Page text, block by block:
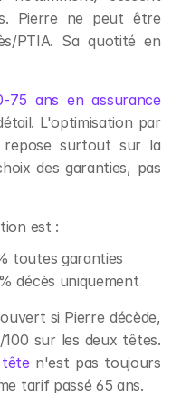
Pierre ne peut être
PTIA. Sa quotité en
75 ans en assurance
L'optimisation par
surtout sur la
des garanties, pas
est :
toutes garanties
décès uniquement
si Pierre décède,
sur les deux têtes.
n'est pas toujours
tarif passé 65 ans.